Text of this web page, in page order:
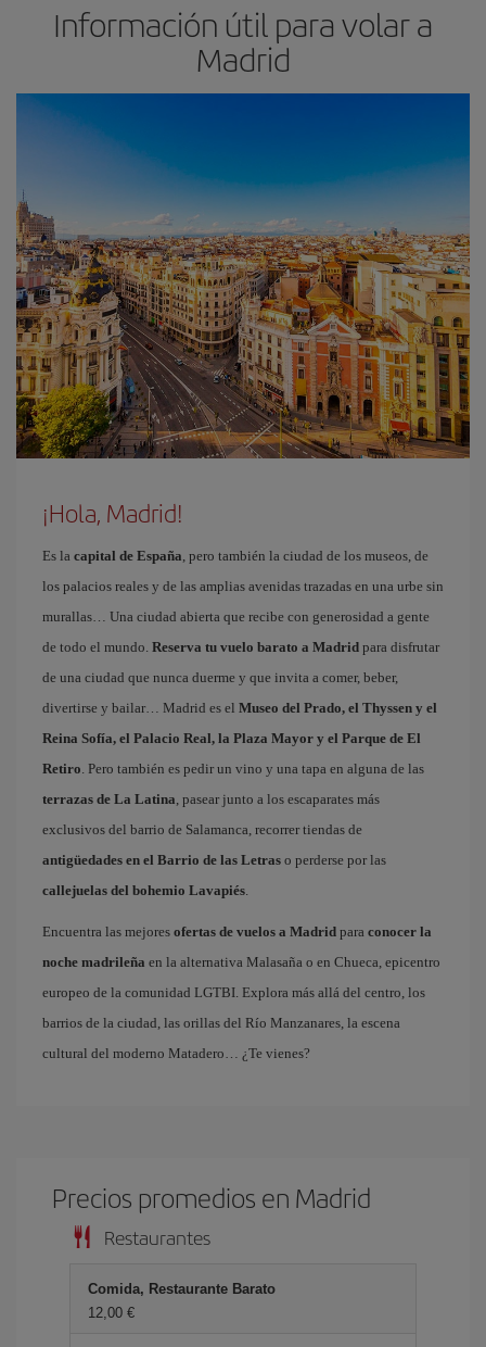
Información útil para volar a
Madrid
¡Hola, Madrid!
Es la capital de España, pero también la ciudad de los museos, de
los palacios reales y de las amplias avenidas trazadas en una urbe sin
murallas… Una ciudad abierta que recibe con generosidad a gente
de todo el mundo. Reserva tu vuelo barato a Madrid para disfrutar
de una ciudad que nunca duerme y que invita a comer, beber,
divertirse y bailar… Madrid es el Museo del Prado, el Thyssen y el
Reina Sofía, el Palacio Real, la Plaza Mayor y el Parque de El
Retiro. Pero también es pedir un vino y una tapa en alguna de las
terrazas de La Latina, pasear junto a los escaparates más
exclusivos del barrio de Salamanca, recorrer tiendas de
antigüedades en el Barrio de las Letras o perderse por las
callejuelas del bohemio Lavapiés.
Encuentra las mejores ofertas de vuelos a Madrid para conocer la
noche madrileña en la alternativa Malasaña o en Chueca, epicentro
europeo de la comunidad LGTBI. Explora más allá del centro, los
barrios de la ciudad, las orillas del Río Manzanares, la escena
cultural del moderno Matadero… ¿Te vienes?
Precios promedios en Madrid
Restaurantes
Comida, Restaurante Barato
12,00 €